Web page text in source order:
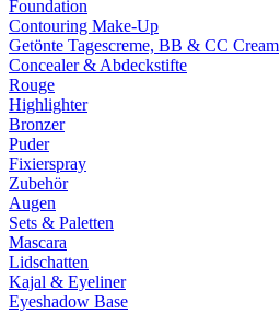
Foundation
Contouring Make-Up
Getönte Tagescreme, BB & CC Cream
Concealer & Abdeckstifte
Rouge
Highlighter
Bronzer
Puder
Fixierspray
Zubehör
Augen
Sets & Paletten
Mascara
Lidschatten
Kajal & Eyeliner
Eyeshadow Base